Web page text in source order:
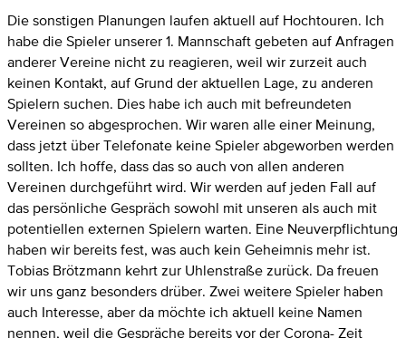
Die sonstigen Planungen laufen aktuell auf Hochtouren. Ich
habe die Spieler unserer 1. Mannschaft gebeten auf Anfragen
anderer Vereine nicht zu reagieren, weil wir zurzeit auch
keinen Kontakt, auf Grund der aktuellen Lage, zu anderen
Spielern suchen. Dies habe ich auch mit befreundeten
Vereinen so abgesprochen. Wir waren alle einer Meinung,
dass jetzt über Telefonate keine Spieler abgeworben werden
sollten. Ich hoffe, dass das so auch von allen anderen
Vereinen durchgeführt wird. Wir werden auf jeden Fall auf
das persönliche Gespräch sowohl mit unseren als auch mit
potentiellen externen Spielern warten. Eine Neuverpflichtung
haben wir bereits fest, was auch kein Geheimnis mehr ist.
Tobias Brötzmann kehrt zur Uhlenstraße zurück. Da freuen
wir uns ganz besonders drüber. Zwei weitere Spieler haben
auch Interesse, aber da möchte ich aktuell keine Namen
nennen, weil die Gespräche bereits vor der Corona- Zeit